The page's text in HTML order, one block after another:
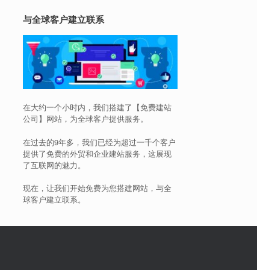
与全球客户建立联系
在大约一个小时内，我们搭建了【免费建站
公司】网站，为全球客户提供服务。
在过去的9年多，我们已经为超过一千个客户
提供了免费的外贸和企业建站服务，这展现
了互联网的魅力。
现在，让我们开始免费为您搭建网站，与全
球客户建立联系。